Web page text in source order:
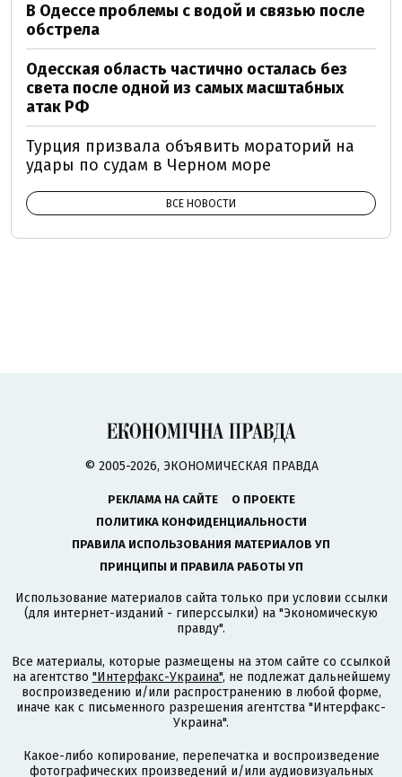
В Одессе проблемы с водой и связью после
обстрела
Одесская область частично осталась без
света после одной из самых масштабных
атак РФ
Турция призвала объявить мораторий на
удары по судам в Черном море
ВСЕ НОВОСТИ
© 2005-2026, ЭКОНОМИЧЕСКАЯ ПРАВДА
РЕКЛАМА НА САЙТЕ
О ПРОЕКТЕ
ПОЛИТИКА КОНФИДЕНЦИАЛЬНОСТИ
ПРАВИЛА ИСПОЛЬЗОВАНИЯ МАТЕРИАЛОВ УП
ПРИНЦИПЫ И ПРАВИЛА РАБОТЫ УП
Использование материалов сайта только при условии ссылки
(для интернет-изданий - гиперссылки) на "Экономическую
правду".
Все материалы, которые размещены на этом сайте со ссылкой
на агентство "Интерфакс-Украина", не подлежат дальнейшему
воспроизведению и/или распространению в любой форме,
иначе как с письменного разрешения агентства "Интерфакс-
Украина".
Какое-либо копирование, перепечатка и воспроизведение
фотографических произведений и/или аудиовизуальных